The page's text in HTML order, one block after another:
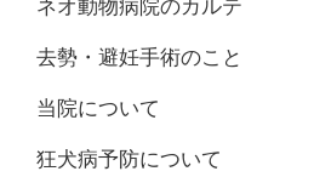
ネオ動物病院のカルテ
去勢・避妊手術のこと
当院について
狂犬病予防について